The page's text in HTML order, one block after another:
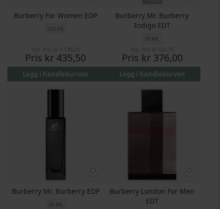
Burberry For Women EDP
100 ML
Vejl. Pris kr 1 130,25
Pris kr 435,50
Legg i handlekurven
Burberry Mr. Burberry
Indigo EDT
30 ML
Vejl. Pris kr 550,75
Pris kr 376,00
Legg i handlekurven
Burberry Mr. Burberry EDP
30 ML
Burberry London For Men
EDT